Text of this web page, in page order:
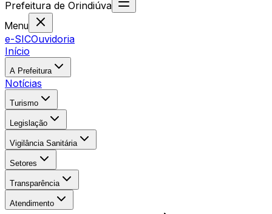
Prefeitura de Orindiúva
Menu
e-SICOuvidoria
Início
A Prefeitura
Notícias
Turismo
Legislação
Vigilância Sanitária
Setores
Transparência
Atendimento